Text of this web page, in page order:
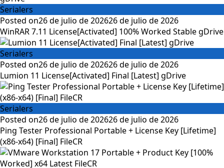
Serialers
Posted on26 de julio de 202626 de julio de 2026
WinRAR 7.11 License[Activated] 100% Worked Stable gDrive
Serialers
Posted on26 de julio de 202626 de julio de 2026
Lumion 11 License[Activated] Final [Latest] gDrive
Serialers
Posted on26 de julio de 202626 de julio de 2026
Ping Tester Professional Portable + License Key [Lifetime]
(x86-x64) [Final] FileCR